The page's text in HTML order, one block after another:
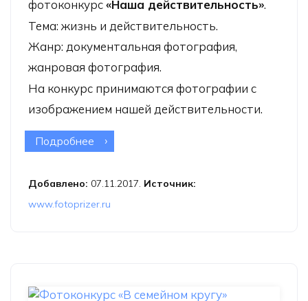
фотоконкурс«Наша действительность».
Тема: жизнь и действительность.
Жанр: документальная фотография,
жанровая фотография.
На конкурс принимаются фотографии с
изображением нашей действительности.
Подробнее о Фотоконкурс «Наша
Добавлено: 07.11.2017. Источник:
www.fotoprizer.ru